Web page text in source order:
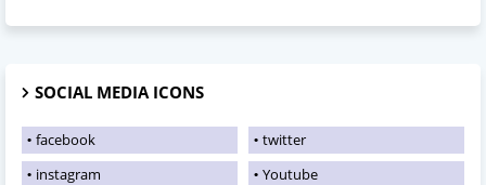
SOCIAL MEDIA ICONS
facebook
twitter
instagram
Youtube